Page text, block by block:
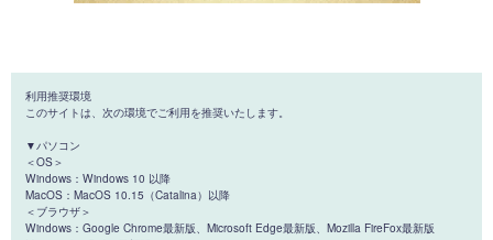
利用推奨環境
このサイトは、次の環境でご利用を推奨いたします。
▼パソコン
＜OS＞
Windows：Windows 10 以降
MacOS：MacOS 10.15（Catalina）以降
＜ブラウザ＞
Windows：Google Chrome最新版、Microsoft Edge最新版、Mozilla FireFox最新版